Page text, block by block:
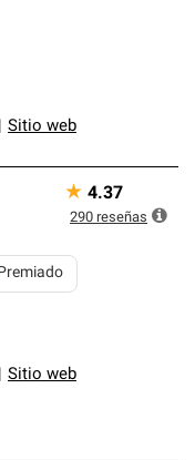
Sitio web
Sitio web
★ 4.37
290 reseñas